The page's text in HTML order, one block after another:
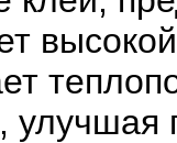
улучшая